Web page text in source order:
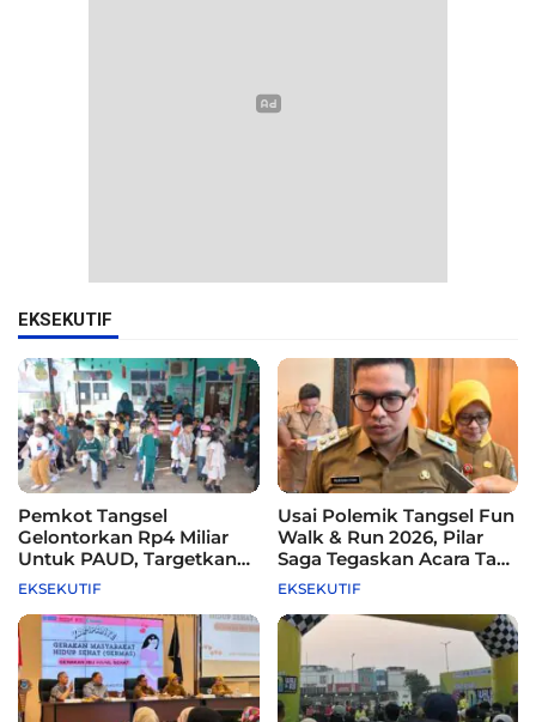
EKSEKUTIF
Pemkot Tangsel
Gelontorkan Rp4 Miliar
Untuk PAUD, Targetkan
115 Sekolah
EKSEKUTIF
Usai Polemik Tangsel Fun
Walk & Run 2026, Pilar
Saga Tegaskan Acara Tak
Difasilitasi Pemkot
EKSEKUTIF